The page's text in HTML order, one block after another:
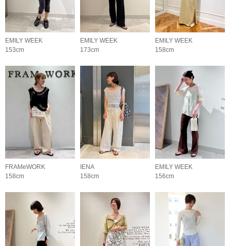
EMILY WEEK
153cm
EMILY WEEK
173cm
EMILY WEEK
158cm
FRAMeWORK
158cm
IENA
158cm
EMILY WEEK
156cm